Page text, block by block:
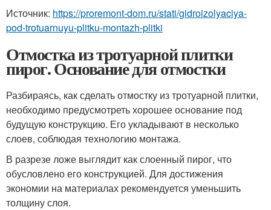
Источник: https://proremont-dom.ru/stati/gidroizolyaciya-
pod-trotuarnuyu-plitku-montazh-plitki
Отмостка из тротуарной плитки
пирог. Основание для отмостки
Разбираясь, как сделать отмостку из тротуарной плитки,
необходимо предусмотреть хорошее основание под
будущую конструкцию. Его укладывают в несколько
слоев, соблюдая технологию монтажа.
В разрезе ложе выглядит как слоенный пирог, что
обусловлено его конструкцией. Для достижения
экономии на материалах рекомендуется уменьшить
толщину слоя.